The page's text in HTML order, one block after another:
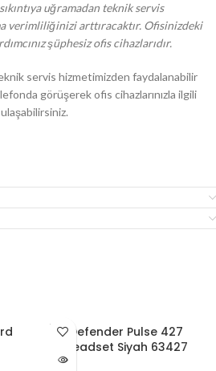
uğramadan teknik servis
verimliliğinizi arttıracaktır. Ofisinizdeki
şüphesiz ofis cihazlarıdır.
servis hizmetimizden faydalanabilir
görüşerek ofis cihazlarınızla ilgili
TÜKE
NDI
Defender Pulse 427
Headset Siyah 63427